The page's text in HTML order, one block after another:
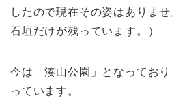
したので現在その姿はありま
石垣だけが残っています。）
今は「湊山公園」となってお
っています。